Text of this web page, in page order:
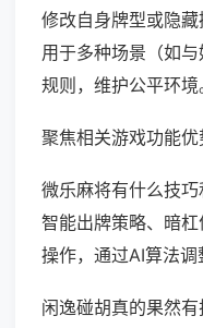
修改自身牌型或隐
用于多种场景（如
规则，维护公平环境
聚焦相关游戏功能优
微乐麻将有什么技巧
智能出牌策略、暗
操作，通过AI算法调
闲逸碰胡真的果然